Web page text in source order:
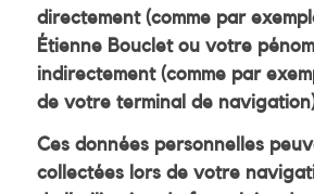
directement (comme par
Étienne Bouclet ou votre
indirectement (comme par
de votre terminal de
Ces données personnelles
collectées lors de votre